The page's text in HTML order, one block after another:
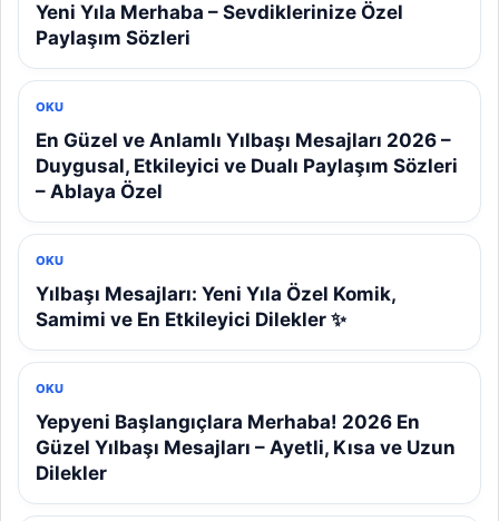
Yeni Yıla Merhaba – Sevdiklerinize Özel
Paylaşım Sözleri
OKU
En Güzel ve Anlamlı Yılbaşı Mesajları 2026 –
Duygusal, Etkileyici ve Dualı Paylaşım Sözleri
– Ablaya Özel
OKU
Yılbaşı Mesajları: Yeni Yıla Özel Komik,
Samimi ve En Etkileyici Dilekler ✨
OKU
Yepyeni Başlangıçlara Merhaba! 2026 En
Güzel Yılbaşı Mesajları – Ayetli, Kısa ve Uzun
Dilekler